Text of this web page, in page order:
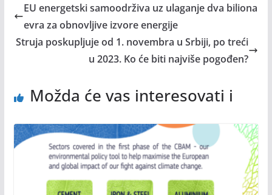
EU energetski samoodrživa uz ulaganje dva biliona
evra za obnovljive izvore energije
Struja poskupljuje od 1. novembra u Srbiji, po treći
u 2023. Ko će biti najviše pogođen?
Možda će vas interesovati i